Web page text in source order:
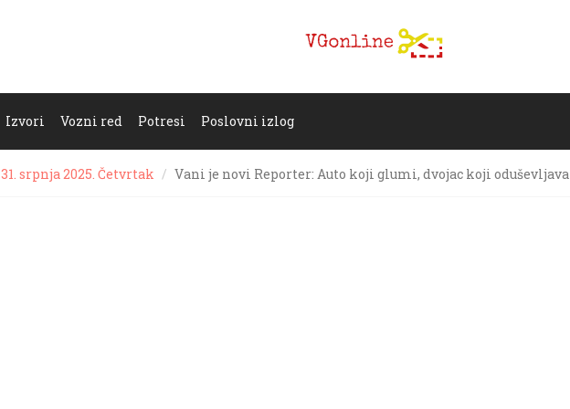
Izvori Vozni red Potresi Poslovni izlog
31. srpnja 2025. Četvrtak Vani je novi Reporter: Auto koji glumi, dvojac koji